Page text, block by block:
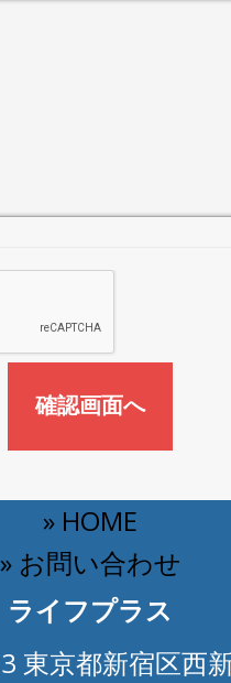
» HOME
» お問い合わせ
ライフプラス
東京都新宿区西